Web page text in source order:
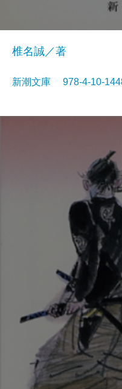
椎名誠／著
新潮文庫 978-4-10-